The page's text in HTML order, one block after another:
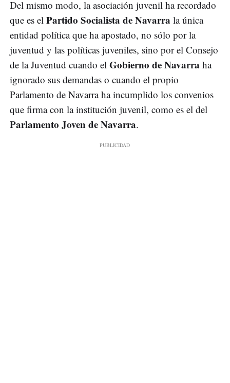
Del mismo modo, la asociación juvenil ha recordado
que es el Partido Socialista de Navarra la única
entidad política que ha apostado, no sólo por la
juventud y las políticas juveniles, sino por el Consejo
de la Juventud cuando el Gobierno de Navarra ha
ignorado sus demandas o cuando el propio
Parlamento de Navarra ha incumplido los convenios
que firma con la institución juvenil, como es el del
Parlamento Joven de Navarra.